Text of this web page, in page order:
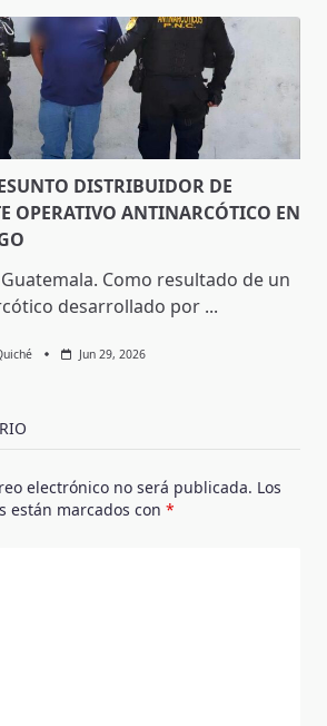
DISTRIBUIDOR DE
OPERATIVO ANTINARCÓTICO EN
Como resultado de un
desarrollado por ...
Jun 29, 2026
electrónico no será publicada. Los
están marcados con *